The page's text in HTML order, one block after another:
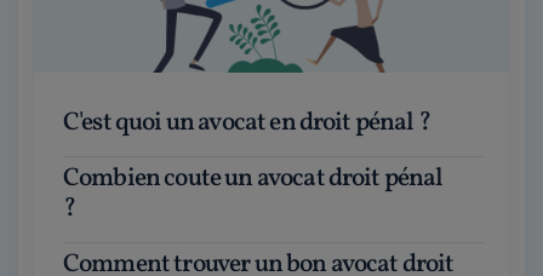
C'est quoi un avocat en droit pénal ?
Combien coute un avocat droit pénal
?
Comment trouver un bon avocat droit